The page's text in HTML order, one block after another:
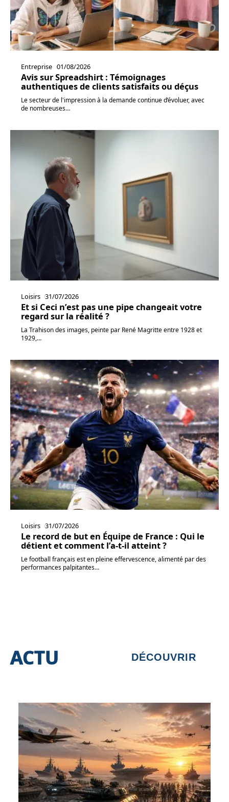
Entreprise 01/08/2026
Avis sur Spreadshirt : Témoignages
authentiques de clients satisfaits ou déçus
Le secteur de l'impression à la demande continue d’évoluer, avec
de nombreuses…
Loisirs 31/07/2026
Et si Ceci n’est pas une pipe changeait votre
regard sur la réalité ?
La Trahison des images, peinte par René Magritte entre 1928 et
1929,…
Loisirs 31/07/2026
Le record de but en Équipe de France : Qui le
détient et comment l’a-t-il atteint ?
Le football français est en pleine effervescence, alimenté par des
performances palpitantes…
ACTU DÉCOUVRIR